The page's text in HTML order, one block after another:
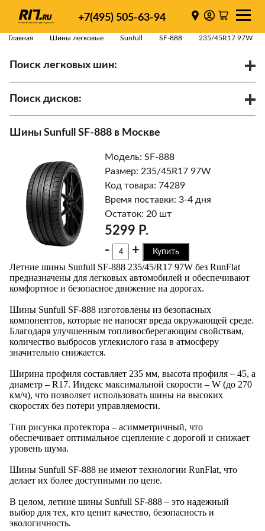
+7(495) 505-63-94
Главная Шины легковые Sunfull SF-888 235/45R17 97W
Поиск легковых шин:
Поиск дисков:
Найти
Шины Sunfull SF-888 в Москве
Модель: SF-888
Размер: 235/45R17 97W
Код товара: 74289
Время поставки: 3-4 дня
Остаток: 20 шт
5299 Р.
-
+ Купить
Летние шины Sunfull SF-888 235/45/R17 97W без RunFlat
предназначены для легковых автомобилей и обеспечивают
комфортное и безопасное движение на дорогах.
Шины Sunfull SF-888 изготовлены из безопасных
компонентов, которые не наносят вреда окружающей среде.
Благодаря улучшенным топливосберегающим свойствам,
количество выбросов углекислого газа в атмосферу
значительно снижается.
Ширина профиля составляет 235 мм, высота профиля – 45, а
диаметр – R17. Индекс максимальной скорости – W (до 270
км/ч), что позволяет использовать шины на высоких
скоростях без потери управляемости.
Тип рисунка протектора – асимметричный, что
обеспечивает оптимальное сцепление с дорогой и снижает
уровень шума.
Шины Sunfull SF-888 не имеют технологии RunFlat, что
делает их более доступными по цене.
В целом, летние шины Sunfull SF-888 – это надежный
выбор для тех, кто ценит качество, безопасность и
экологичность.